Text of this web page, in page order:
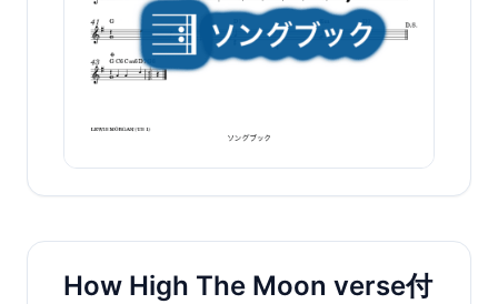
How High The Moon verse付